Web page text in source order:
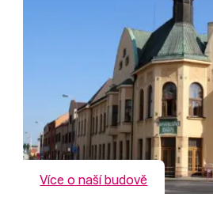
Více o naší budově